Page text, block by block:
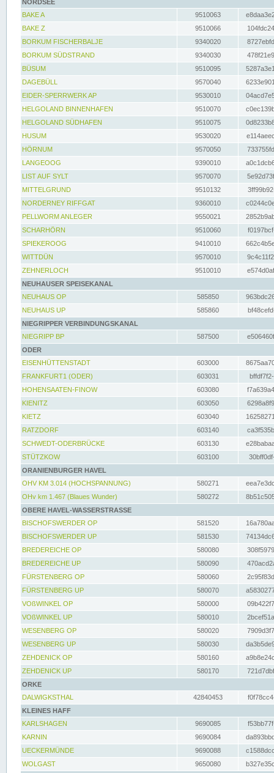
NORDSEE
BAKE A
9510063
BAKE Z
9510066
BORKUM FISCHERBALJE
9340020
BORKUM SÜDSTRAND
9340030
BÜSUM
9510095
DAGEBÜLL
9570040
EIDER-SPERRWERK AP
9530010
HELGOLAND BINNENHAFEN
9510070
HELGOLAND SÜDHAFEN
9510075
HUSUM
9530020
HÖRNUM
9570050
LANGEOOG
9390010
LIST AUF SYLT
9570070
MITTELGRUND
9510132
NORDERNEY RIFFGAT
9360010
PELLWORM ANLEGER
9550021
SCHARHÖRN
9510060
SPIEKEROOG
9410010
WITTDÜN
9570010
ZEHNERLOCH
9510010
NEUHAUSER SPEISEKANAL
NEUHAUS OP
585850
NEUHAUS UP
585860
NIEGRIPPER VERBINDUNGSKANAL
NIEGRIPP BP
587500
ODER
EISENHÜTTENSTADT
603000
FRANKFURT1 (ODER)
603031
HOHENSAATEN-FINOW
603080
KIENITZ
603050
KIETZ
603040
RATZDORF
603140
SCHWEDT-ODERBRÜCKE
603130
STÜTZKOW
603100
ORANIENBURGER HAVEL
OHV KM 3.014 (HOCHSPANNUNG)
580271
OHv km 1.467 (Blaues Wunder)
580272
OBERE HAVEL-WASSERSTRASSE
BISCHOFSWERDER OP
581520
BISCHOFSWERDER UP
581530
BREDEREICHE OP
580080
BREDEREICHE UP
580090
FÜRSTENBERG OP
580060
FÜRSTENBERG UP
580070
VOßWINKEL OP
580000
VOßWINKEL UP
580010
WESENBERG OP
580020
WESENBERG UP
580030
ZEHDENICK OP
580160
ZEHDENICK UP
580170
ORKE
DALWIGKSTHAL
42840453
KLEINES HAFF
KARLSHAGEN
9690085
KARNIN
9690084
UECKERMÜNDE
9690088
WOLGAST
9650080